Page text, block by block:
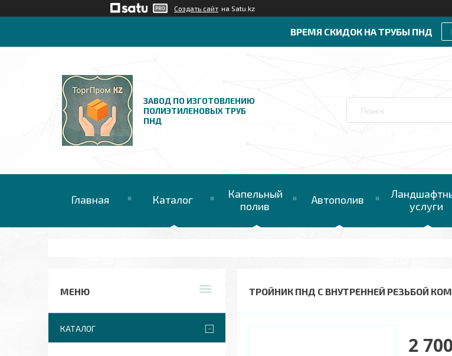
Создать сайт на Satu.kz
ВРЕМЯ СКИДОК НА ТРУБЫ ПНД
ЗАВОД ПО ИЗГОТОВЛЕНИЮ
ПОЛИЭТИЛЕНОВЫХ ТРУБ
ПНД
Главная Каталог
Капельный
полив
Автополив
услуги
ТРОЙНИК ПНД С ВНУТРЕННЕЙ РЕЗЬБОЙ
2
КАТАЛОГ